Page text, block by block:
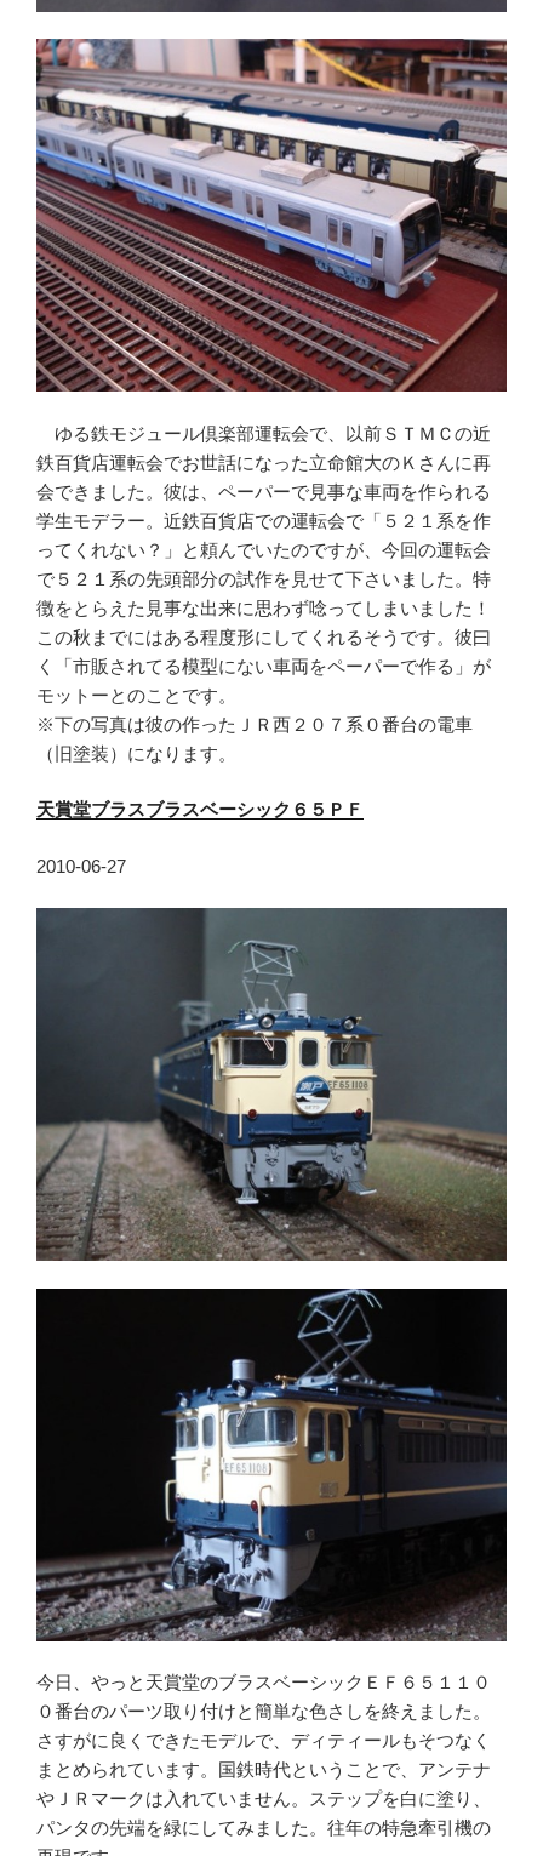
ゆる鉄モジュール倶楽部運転会で、以前ＳＴＭＣの近
鉄百貨店運転会でお世話になった立命館大のＫさんに再
会できました。彼は、ペーパーで見事な車両を作られる
学生モデラー。近鉄百貨店での運転会で「５２１系を作
ってくれない？」と頼んでいたのですが、今回の運転会
で５２１系の先頭部分の試作を見せて下さいました。特
徴をとらえた見事な出来に思わず唸ってしまいました！
この秋までにはある程度形にしてくれるそうです。彼曰
く「市販されてる模型にない車両をペーパーで作る」が
モットーとのことです。
※下の写真は彼の作ったＪＲ西２０７系０番台の電車
（旧塗装）になります。
天賞堂ブラスブラスベーシック６５ＰＦ
2010-06-27
今日、やっと天賞堂のブラスベーシックＥＦ６５１１０
０番台のパーツ取り付けと簡単な色さしを終えました。
さすがに良くできたモデルで、ディティールもそつなく
まとめられています。国鉄時代ということで、アンテナ
やＪＲマークは入れていません。ステップを白に塗り、
パンタの先端を緑にしてみました。往年の特急牽引機の